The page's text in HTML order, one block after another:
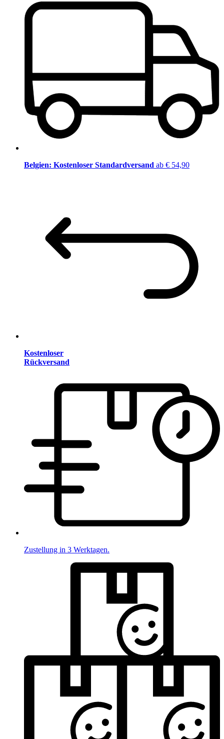
Belgien: Kostenloser Standardversand ab € 54,90
Kostenloser
Rückversand
Zustellung in 3 Werktagen.